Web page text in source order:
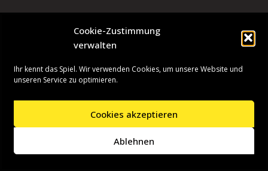
Cookie-Zustimmung
verwalten
Ihr kennt das Spiel. Wir verwenden Cookies, um unsere Website und
unseren Service zu optimieren.
Cookies akzeptieren
Ablehnen
| Präsentiert vonWordPress
Presseinformationen